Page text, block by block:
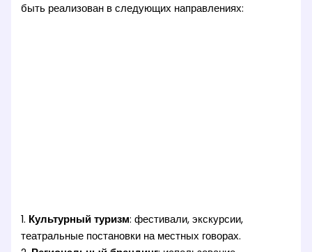
быть реализован в следующих направлениях:
1. Культурный туризм: фестивали, экскурсии,
театральные постановки на местных говорах.